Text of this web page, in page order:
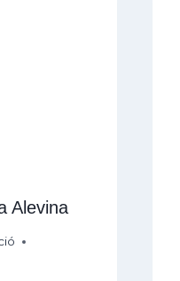
Alevina